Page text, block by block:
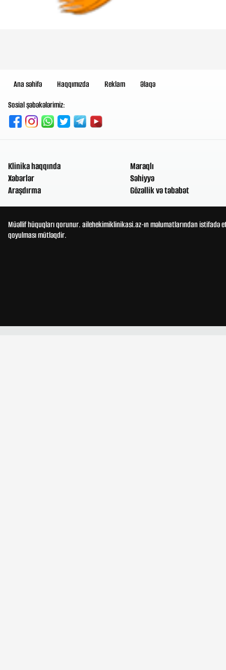
Ana səhifə Haqqımızda Reklam
Əlaqə
Sosial şəbəkələrimiz:
Klinika haqqında
Xəbərlər
Araşdırma
Maraqlı
Səhiyyə
Gözəllik və təbabət
Müəllif hüquqları qorunur. ailehekimiklinikasi.az-ın məlumatlarından
qoyulması mütləqdir.